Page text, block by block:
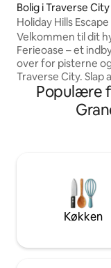
Bolig i Traverse City
Holiday Hills
Aircondition | Mt.
Velkommen til dit
Ferieoase – et
over for pisterne
Traverse City.
omgivelser med
bekvemmelighed: - 6 sovepladser | 2
soveværelser | 3
arbejdsområde -
gratis
boligen - Privat
og indtjekning
Populære
Køkken